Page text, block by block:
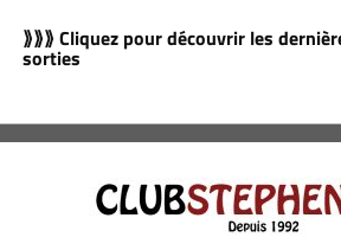
⟫⟫⟫ Cliquez pour découvrir les
sorties